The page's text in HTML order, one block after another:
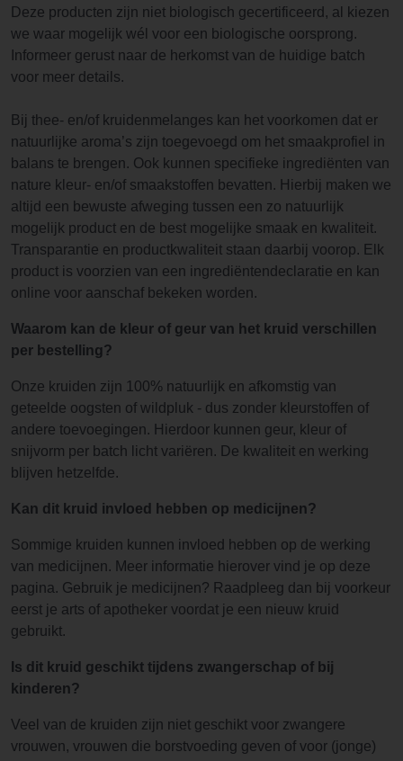
Deze producten zijn niet biologisch gecertificeerd, al kiezen
we waar mogelijk wél voor een biologische oorsprong.
Informeer gerust naar de herkomst van de huidige batch
voor meer details.
Bij thee- en/of kruidenmelanges kan het voorkomen dat er
natuurlijke aroma’s zijn toegevoegd om het smaakprofiel in
balans te brengen. Ook kunnen specifieke ingrediënten van
nature kleur- en/of smaakstoffen bevatten. Hierbij maken we
altijd een bewuste afweging tussen een zo natuurlijk
mogelijk product en de best mogelijke smaak en kwaliteit.
Transparantie en productkwaliteit staan daarbij voorop. Elk
product is voorzien van een ingrediëntendeclaratie en kan
online voor aanschaf bekeken worden.
Waarom kan de kleur of geur van het kruid verschillen
per bestelling?
Onze kruiden zijn 100% natuurlijk en afkomstig van
geteelde oogsten of wildpluk - dus zonder kleurstoffen of
andere toevoegingen. Hierdoor kunnen geur, kleur of
snijvorm per batch licht variëren. De kwaliteit en werking
blijven hetzelfde.
Kan dit kruid invloed hebben op medicijnen?
Sommige kruiden kunnen invloed hebben op de werking
van medicijnen. Meer informatie hierover vind je op deze
pagina. Gebruik je medicijnen? Raadpleeg dan bij voorkeur
eerst je arts of apotheker voordat je een nieuw kruid
gebruikt.
Is dit kruid geschikt tijdens zwangerschap of bij
kinderen?
Veel van de kruiden zijn niet geschikt voor zwangere
vrouwen, vrouwen die borstvoeding geven of voor (jonge)